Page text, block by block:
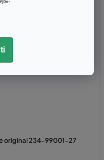
original 234-99001-27